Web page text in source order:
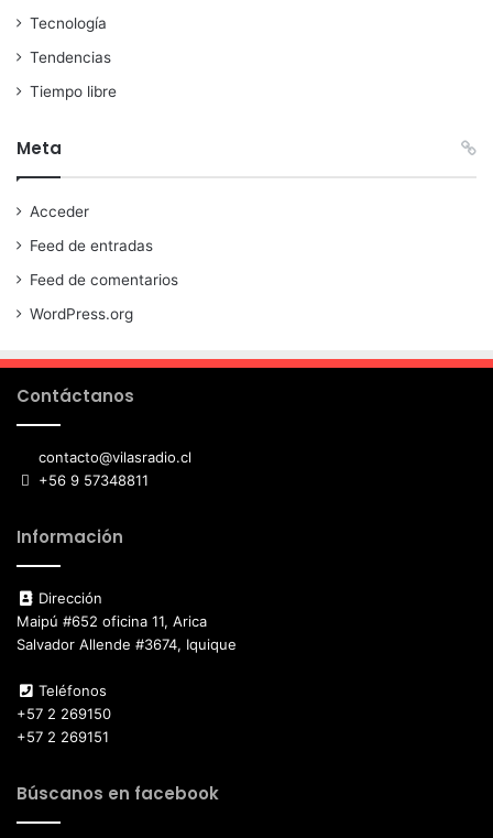
Tecnología
Tendencias
Tiempo libre
Meta
Acceder
Feed de entradas
Feed de comentarios
WordPress.org
Contáctanos
contacto@vilasradio.cl
+56 9 57348811
Información
Dirección
Maipú #652 oficina 11, Arica
Salvador Allende #3674, Iquique
Teléfonos
+57 2 269150
+57 2 269151
Búscanos en facebook